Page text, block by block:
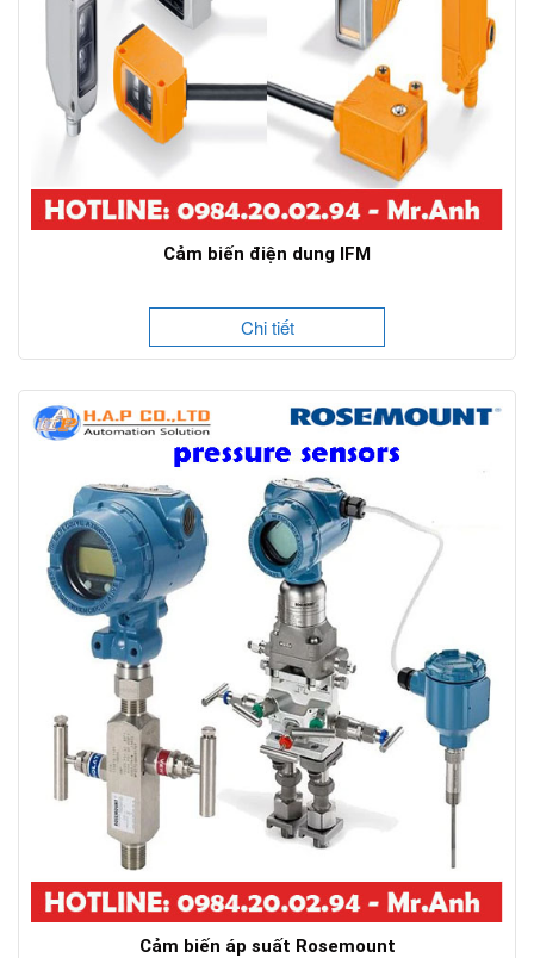
Cảm biến điện dung IFM
Chi tiết
Cảm biến áp suất Rosemount